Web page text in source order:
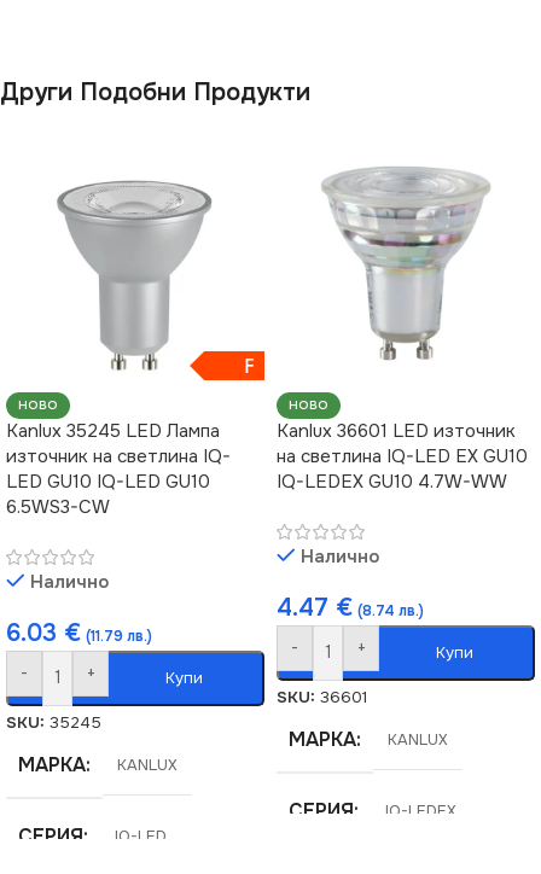
Други Подобни Продукти
F
НОВО
Kanlux 35245 LED Лампа
източник на светлина IQ-
LED GU10 IQ-LED GU10
6.5WS3-CW
Налично
6.03 € (11.79 лв.)
- + Купи
SKU: 35245
МАРКА KANLUX
СЕРИЯ IQ-LED
НОВО
Kanlux 36601 LED източник
на светлина IQ-LED EX GU10
IQ-LEDEX GU10 4.7W-WW
Налично
4.47 € (8.74 лв.)
- + Купи
SKU: 36601
МАРКА KANLUX
СЕРИЯ IQ-LEDEX